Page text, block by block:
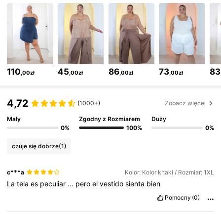
43K Obserwujący
4,70 43K Obserwujący
43K Obserwujący
4,70 43K Obserwujący
110,00zł 45,00zł 86,00zł 73,00zł 83
4,72 (1000+) Zobacz więcej
Mały
0%
Zgodny z Rozmiarem
100%
Duży
0%
czuje się dobrze(1)
c***a Kolor: Kolor khaki / Rozmiar: 1XL
Latelaes peculiar ... peroelvestidosienta bien
Pomocny (0)